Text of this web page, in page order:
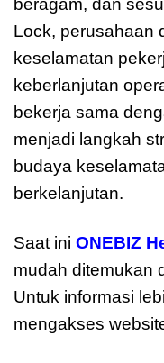
beragam, dan
Lock, perusahaan
keselamatan
keberlanjutan
bekerja sama
menjadi langkah
budaya
berkelanjutan.
Saat ini ONEBIZ
mudah ditemukan
Untuk informasi
mengakses